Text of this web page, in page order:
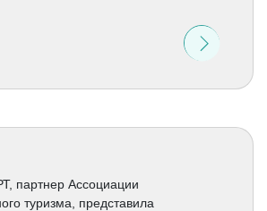
партнер Ассоциации
туризма, представила